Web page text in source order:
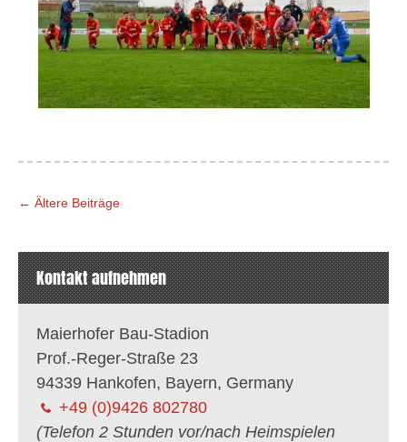
Beitragsnavigation
← Ältere Beiträge
Kontakt aufnehmen
Maierhofer Bau-Stadion
Prof.-Reger-Straße 23
94339 Hankofen, Bayern, Germany
+49 (0)9426 802780
(Telefon 2 Stunden vor/nach Heimspielen